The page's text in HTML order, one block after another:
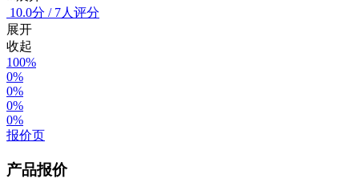
10.0分 / 7人评分
展开
收起
100%
0%
0%
0%
0%
报价页
产品报价